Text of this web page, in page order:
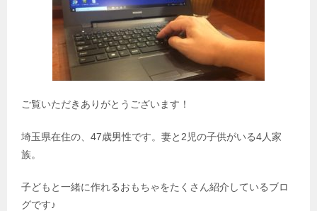
ご覧いただきありがとうございます！
埼玉県在住の、47歳男性です。妻と2児の子供がいる4人家
族。
子どもと一緒に作れるおもちゃをたくさん紹介しているブロ
グです♪